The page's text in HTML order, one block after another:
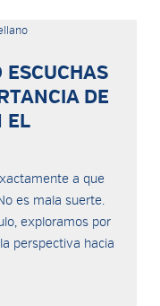
ESCUCHAS
DE
EL
a que
es mala suerte.
exploramos por
perspectiva hacia